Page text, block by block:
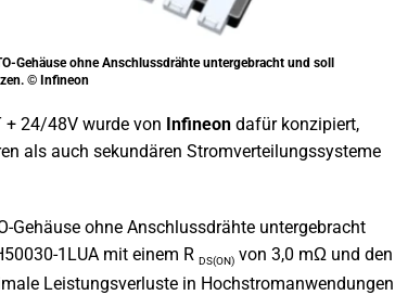
Gehäuse ohne Anschlussdrähte untergebracht und soll
© Infineon
+ 24/48V wurde von Infineon dafür konzipiert,
als auch sekundären Stromverteilungssysteme
Gehäuse ohne Anschlussdrähte untergebracht
1LUA mit einem R DS(ON) von 3,0 mΩ und den
Leistungsverluste in Hochstromanwendungen